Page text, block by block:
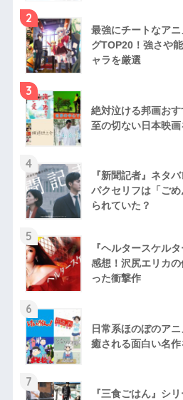
2
最強にチートなア
グTOP20！強さや
ャラを厳選
3
絶対泣ける邦画お
至の切ない日本映
4
『新聞記者』ネタ
パクセリフは「ご
られていた？
5
『ヘルタースケル
感想！沢尻エリカ
った衝撃作
6
日常系ほのぼのア
癒される面白い名
7
『三食ごはん』シ